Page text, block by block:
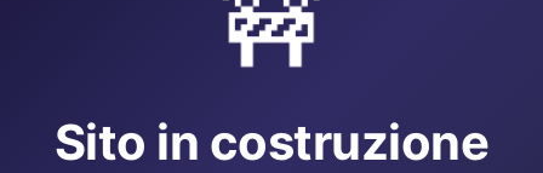
🚧
Sito in costruzione